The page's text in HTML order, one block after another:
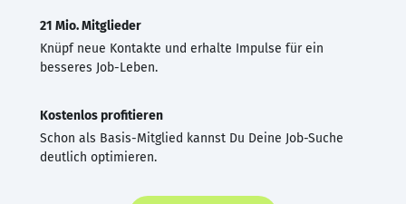
21 Mio. Mitglieder
Knüpf neue Kontakte und erhalte Impulse für ein
besseres Job-Leben.
Kostenlos profitieren
Schon als Basis-Mitglied kannst Du Deine Job-Suche
deutlich optimieren.